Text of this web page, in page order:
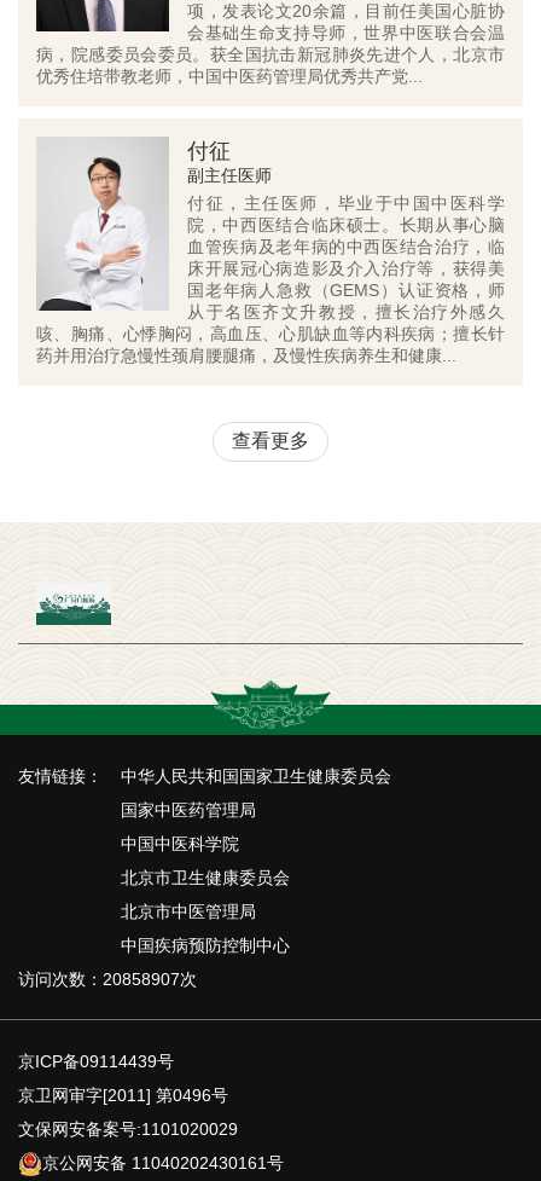
项，发表论文20余篇，目前任美国心脏协
会基础生命支持导师，世界中医联合会温
病，院感委员会委员。获全国抗击新冠肺炎先进个人，北京市
优秀住培带教老师，中国中医药管理局优秀共产党...
付征
副主任医师
付征，主任医师，毕业于中国中医科学
院，中西医结合临床硕士。长期从事心脑
血管疾病及老年病的中西医结合治疗，临
床开展冠心病造影及介入治疗等，获得美
国老年病人急救（GEMS）认证资格，师
从于名医齐文升教授，擅长治疗外感久
咳、胸痛、心悸胸闷，高血压、心肌缺血等内科疾病；擅长针
药并用治疗急慢性颈肩腰腿痛，及慢性疾病养生和健康...
查看更多
友情链接：
中华人民共和国国家卫生健康委员会
国家中医药管理局
中国中医科学院
北京市卫生健康委员会
北京市中医管理局
中国疾病预防控制中心
访问次数：20858907次
京ICP备09114439号
京卫网审字[2011] 第0496号
文保网安备案号:1101020029
京公网安备 11040202430161号